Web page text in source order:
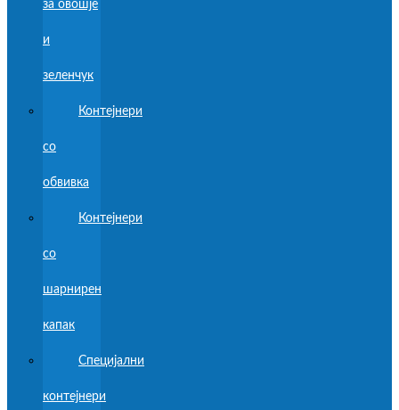
за овошје
и
зеленчук
Контејнери
со
обвивка
Контејнери
со
шарнирен
капак
Специјални
контејнери